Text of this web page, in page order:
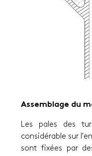
Assemblage du
Les pales des
considérable sur
sont fixées par